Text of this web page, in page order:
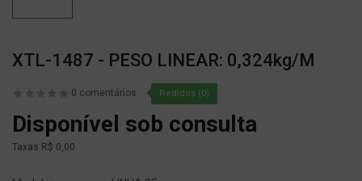
XTL-1487 - PESO LINEAR: 0,324kg/m
0 comentários Pedidos (0)
Disponível sob consulta
Taxas R$ 0,00